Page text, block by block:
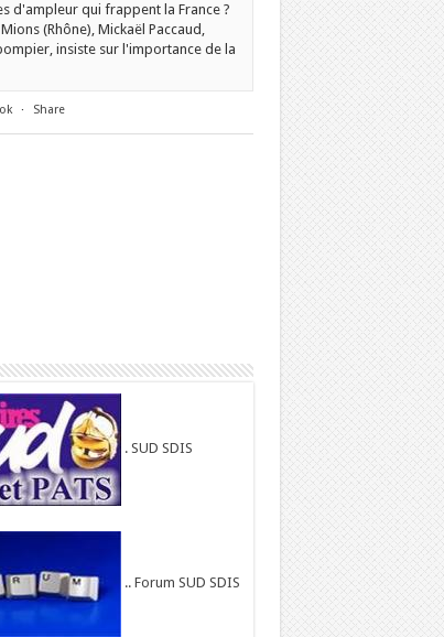
d'ampleur qui frappent la France ?
(Rhône), Mickaël Paccaud,
insiste sur l'importance de la
· Share
. SUD SDIS
.. Forum SUD SDIS